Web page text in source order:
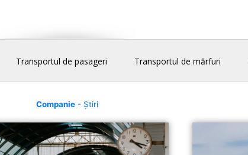
Transportul de pasageri Transportul de mărfuri
Companie- Știri